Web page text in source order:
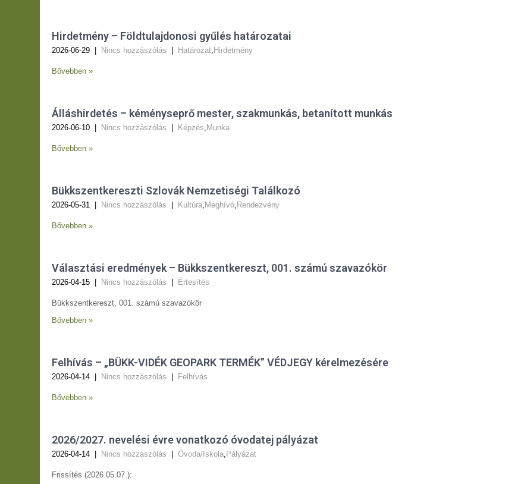
Hirdetmény – Földtulajdonosi gyűlés határozatai
2026-06-29 Nincs hozzászólás Határozat Hirdetmény
Bővebben »
Álláshirdetés – kéményseprő mester, szakmunkás, betanított munkás
2026-06-10 Nincs hozzászólás Képzés Munka
Bővebben »
Bükkszentkereszti Szlovák Nemzetiségi Találkozó
2026-05-31 Nincs hozzászólás Kultúra Meghívó Rendezvény
Bővebben »
Választási eredmények – Bükkszentkereszt, 001. számú szavazókör
2026-04-15 Nincs hozzászólás Értesítés
Bükkszentkereszt, 001. számú szavazókör
Bővebben »
Felhívás – „BÜKK-VIDÉK GEOPARK TERMÉK” VÉDJEGY kérelmezésére
2026-04-14 Nincs hozzászólás Felhívás
Bővebben »
2026/2027. nevelési évre vonatkozó óvodatej pályázat
2026-04-14 Nincs hozzászólás Óvoda/Iskola Pályázat
Frissítés (2026.05.07.):